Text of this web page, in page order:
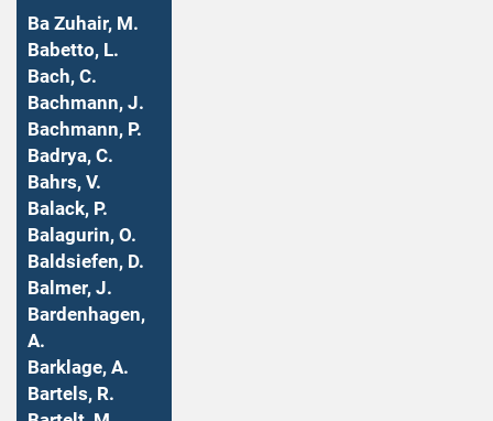
Ba Zuhair, M.
Babetto, L.
Bach, C.
Bachmann, J.
Bachmann, P.
Badrya, C.
Bahrs, V.
Balack, P.
Balagurin, O.
Baldsiefen, D.
Balmer, J.
Bardenhagen,
A.
Barklage, A.
Bartels, R.